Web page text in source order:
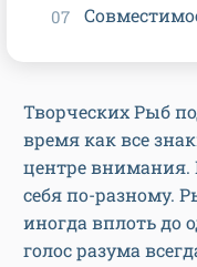
Творческих Рыб
время как все
центре внимания.
себя по-разному.
иногда вплоть до
голос разума